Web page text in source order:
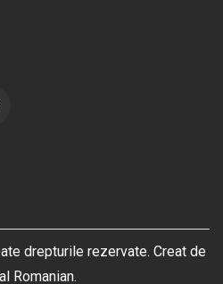
drepturile rezervate. Creat de
Romanian.